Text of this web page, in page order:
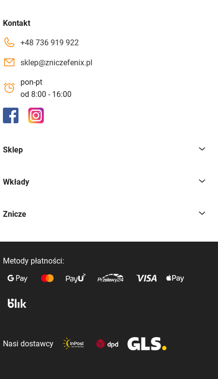
Kontakt
+48 736 919 922
sklep@zniczefenix.pl
pon-pt
od 8:00 - 16:00
Sklep
Wkłady
Znicze
Metody płatności:
Nasi dostawcy